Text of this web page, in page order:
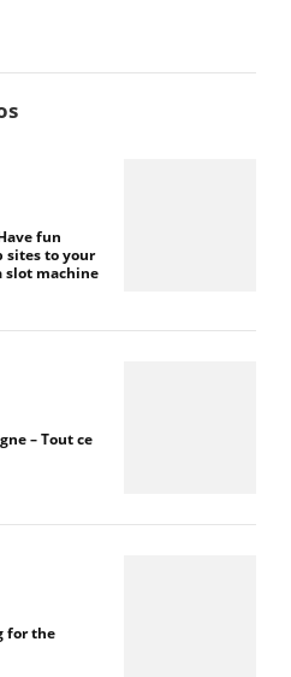
fun
sites to your
slot machine
– Tout ce
for the